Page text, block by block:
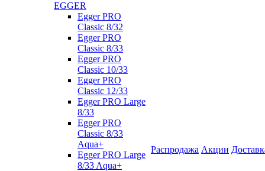
EGGER
Egger PRO
Classic 8/32
Egger PRO
Classic 8/33
Egger PRO
Classic 10/33
Egger PRO
Classic 12/33
Egger PRO Large
8/33
Egger PRO
Classic 8/33
Aqua+
Egger PRO Large
8/33 Aqua+
Распродажа Акции